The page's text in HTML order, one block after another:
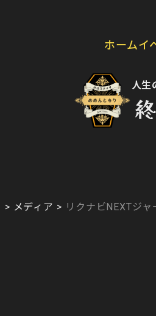
ホームイ
人生
> メディア > リクナビNEXTジ